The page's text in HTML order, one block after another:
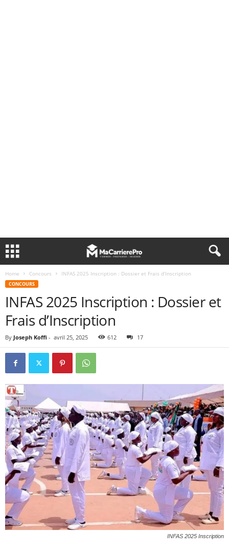
Home Concours INFAS 2025 Inscription : Dossier et Frais d’Inscription
CONCOURS
INFAS 2025 Inscription : Dossier et
Frais d’Inscription
By Joseph Koffi - avril 25, 2025 612 17
INFAS 2025 Inscription